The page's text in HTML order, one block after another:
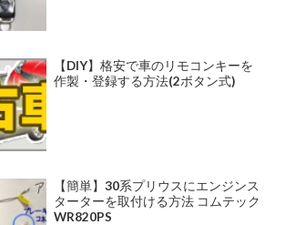
【DIY】格安で車のリモコンキーを
作製・登録する方法(2ボタン式)
【簡単】30系プリウスにエンジンス
ターターを取付ける方法 コムテック
WR820PS